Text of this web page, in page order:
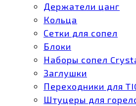
Держатели цанг
Кольца
Сетки для сопел
Блоки
Наборы сопел
Заглушки
Переходники для
Штуцеры для